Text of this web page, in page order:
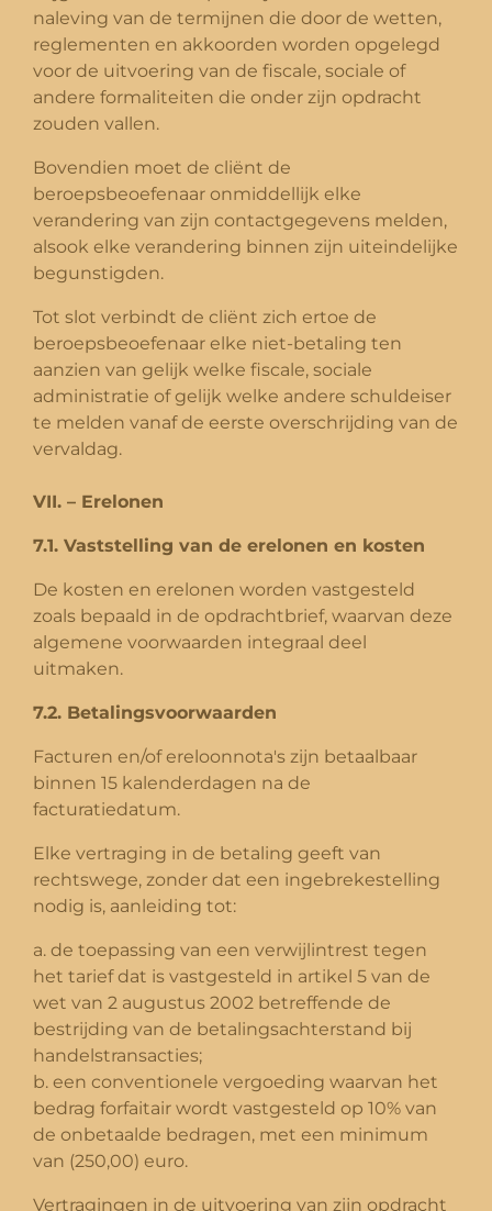
naleving van de termijnen die door de wetten,
reglementen en akkoorden worden opgelegd
voor de uitvoering van de fiscale, sociale of
andere formaliteiten die onder zijn opdracht
zouden vallen.
Bovendien moet de cliënt de
beroepsbeoefenaar onmiddellijk elke
verandering van zijn contactgegevens melden,
alsook elke verandering binnen zijn uiteindelijke
begunstigden.
Tot slot verbindt de cliënt zich ertoe de
beroepsbeoefenaar elke niet-betaling ten
aanzien van gelijk welke fiscale, sociale
administratie of gelijk welke andere schuldeiser
te melden vanaf de eerste overschrijding van de
vervaldag.
VII. – Erelonen
7.1. Vaststelling van de erelonen en kosten
De kosten en erelonen worden vastgesteld
zoals bepaald in de opdrachtbrief, waarvan deze
algemene voorwaarden integraal deel
uitmaken.
7.2. Betalingsvoorwaarden
Facturen en/of ereloonnota's zijn betaalbaar
binnen 15 kalenderdagen na de
facturatiedatum.
Elke vertraging in de betaling geeft van
rechtswege, zonder dat een ingebrekestelling
nodig is, aanleiding tot:
a. de toepassing van een verwijlintrest tegen
het tarief dat is vastgesteld in artikel 5 van de
wet van 2 augustus 2002 betreffende de
bestrijding van de betalingsachterstand bij
handelstransacties;
b. een conventionele vergoeding waarvan het
bedrag forfaitair wordt vastgesteld op 10% van
de onbetaalde bedragen, met een minimum
van (250,00) euro.
Vertragingen in de uitvoering van zijn opdracht